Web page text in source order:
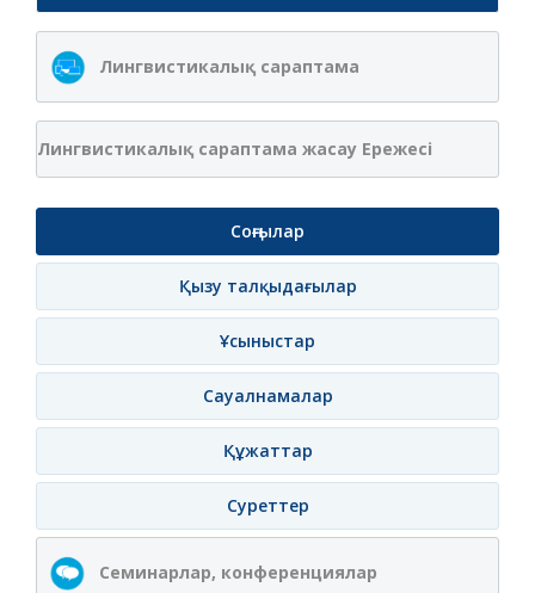
Лингвистикалық сараптама
Лингвистикалық сараптама жасау Ережесі
Соңғылар
Қызу талқыдағылар
Ұсыныстар
Сауалнамалар
Құжаттар
Суреттер
Семинарлар, конференциялар